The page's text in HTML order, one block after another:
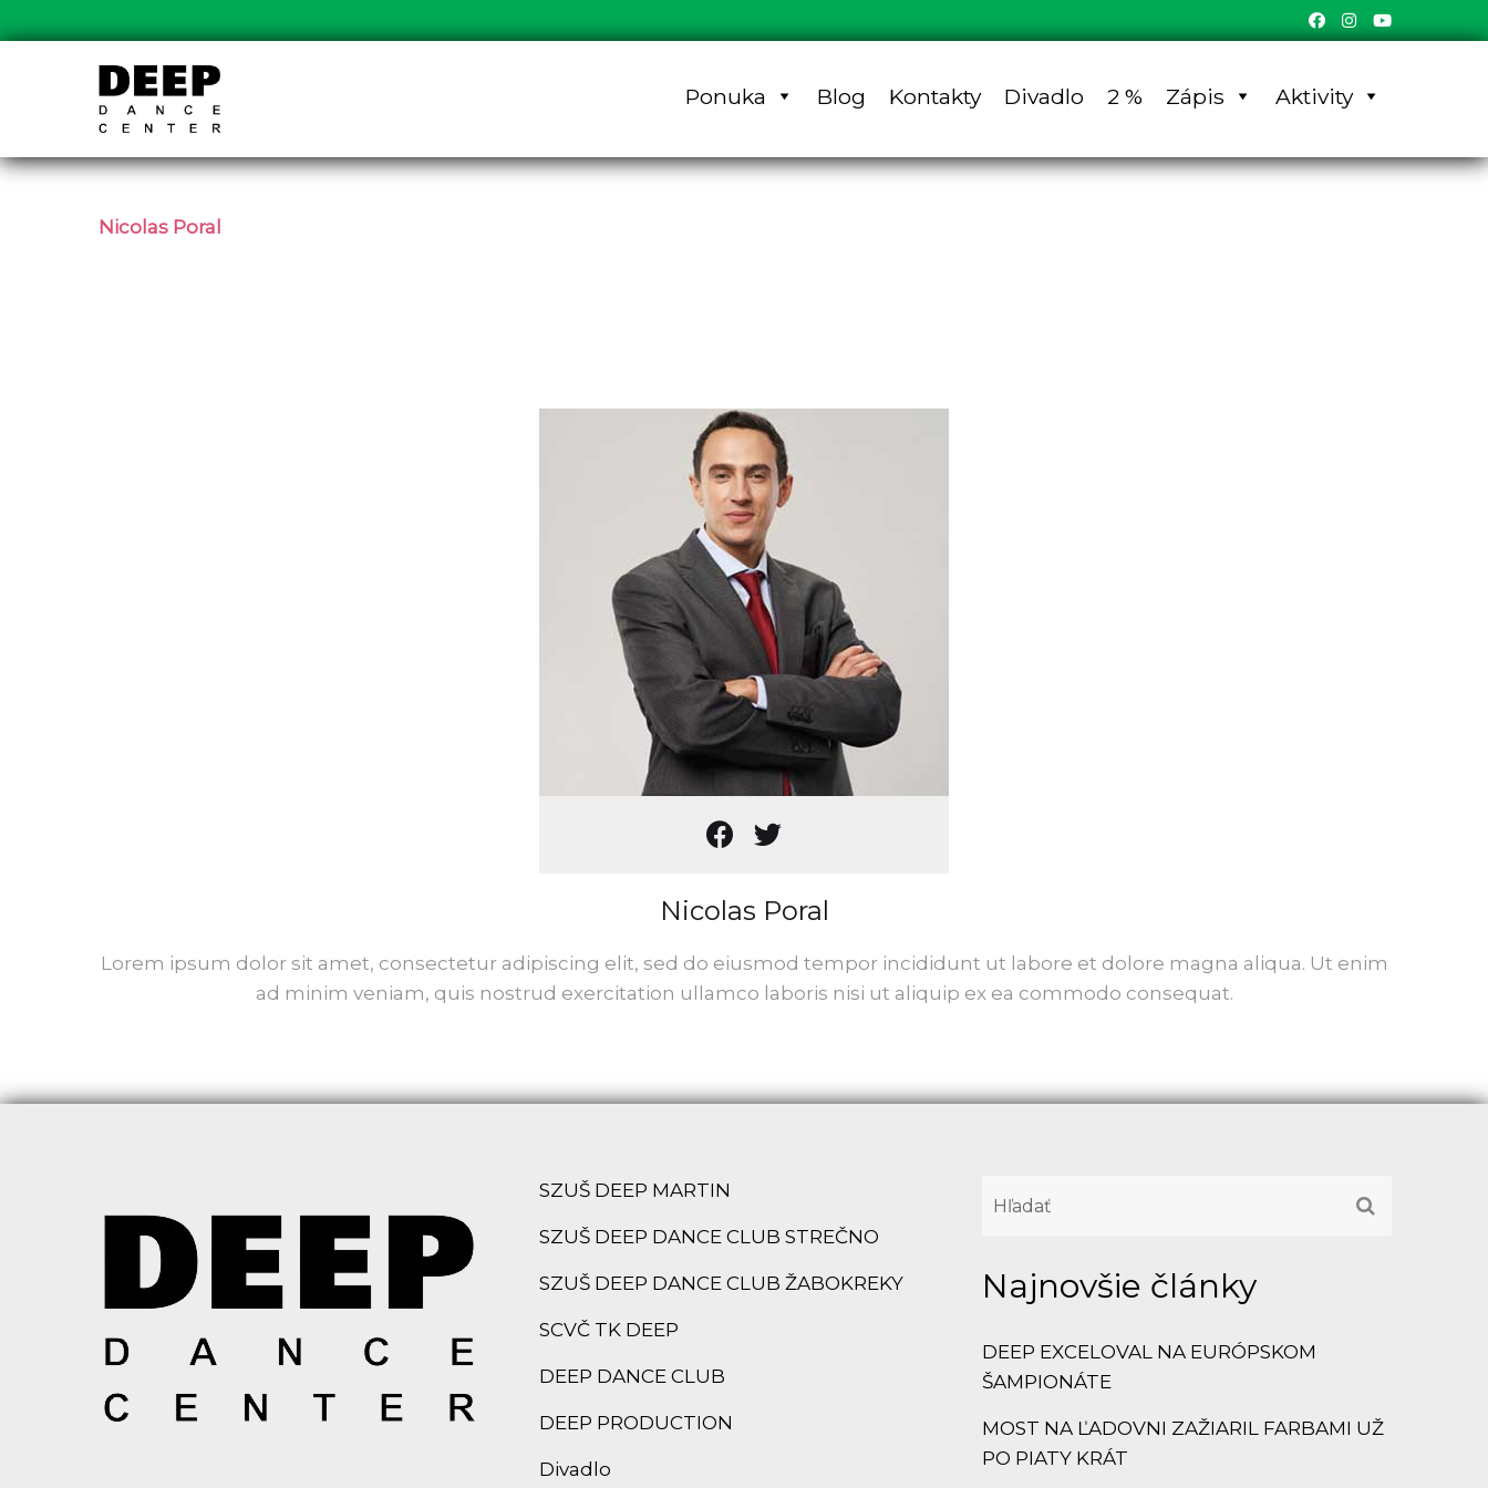
Ponuka Blog Kontakty Divadlo 2 % Zápis Aktivity
Nicolas Poral
Nicolas Poral
Lorem ipsum dolor sit amet, consectetur adipiscing elit, sed do eiusmod tempor incididunt ut labore et dolore magna aliqua. Ut enim
ad minim veniam, quis nostrud exercitation ullamco laboris nisi ut aliquip ex ea commodo consequat.
SZUŠ DEEP MARTIN
SZUŠ DEEP DANCE CLUB STREČNO
SZUŠ DEEP DANCE CLUB ŽABOKREKY
SCVČ TK DEEP
DEEP DANCE CLUB
DEEP PRODUCTION
Divadlo
Najnovšie články
DEEP EXCELOVAL NA EURÓPSKOM
ŠAMPIONÁTE
MOST NA ĽADOVNI ZAŽIARIL FARBAMI UŽ
PO PIATY KRÁT